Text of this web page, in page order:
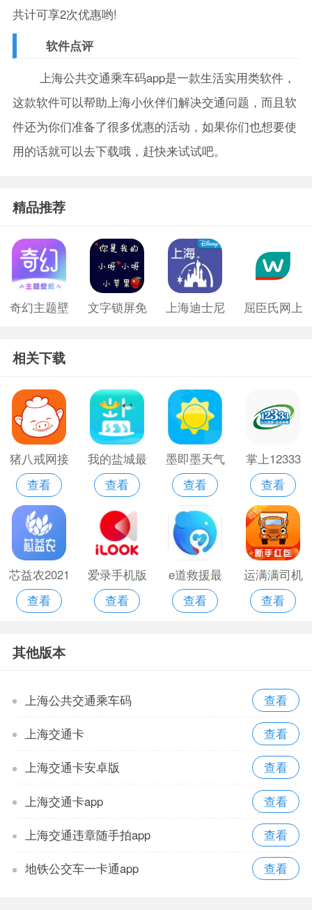
共计可享2次优惠哟!
软件点评
上海公共交通乘车码app是一款生活实用类软件，
这款软件可以帮助上海小伙伴们解决交通问题，而且软
件还为你们准备了很多优惠的活动，如果你们也想要使
用的话就可以去下载哦，赶快来试试吧。
精品推荐
奇幻主题壁
文字锁屏免
上海迪士尼
屈臣氏网上
相关下载
猪八戒网接
单平台
查看
我的盐城最
新版
查看
墨即墨天气
查看
掌上12333
新版
查看
芯益农2021
查看
爱录手机版
查看
e道救援最
新版
查看
运满满司机
旧版
查看
其他版本
上海公共交通乘车码
上海交通卡
上海交通卡安卓版
上海交通卡app
上海交通违章随手拍app
地铁公交车一卡通app